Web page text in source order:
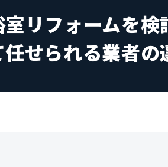
リフォームを
任せられる業者の